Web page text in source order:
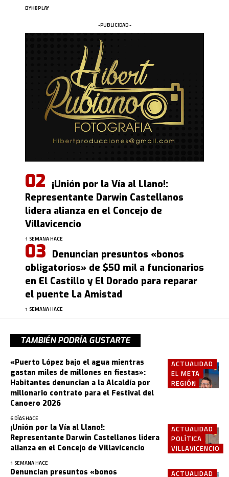
BYHBPLAY
-PUBLICIDAD -
¡Unión por la Vía al Llano!:
Representante Darwin Castellanos
lidera alianza en el Concejo de
Villavicencio
1 SEMANA HACE
Denuncian presuntos «bonos
obligatorios» de $50 mil a funcionarios
en El Castillo y El Dorado para reparar
el puente La Amistad
1 SEMANA HACE
TAMBIÉN PODRÍA GUSTARTE
ACTUALIDAD
EL META
REGIÓN
«Puerto López bajo el agua mientras
gastan miles de millones en fiestas»:
Habitantes denuncian a la Alcaldía por
millonario contrato para el Festival del
Canoero 2026
6 DÍAS HACE
ACTUALIDAD
POLÍTICA
VILLAVICENCIO
¡Unión por la Vía al Llano!:
Representante Darwin Castellanos lidera
alianza en el Concejo de Villavicencio
1 SEMANA HACE
ACTUALIDAD
Denuncian presuntos «bonos